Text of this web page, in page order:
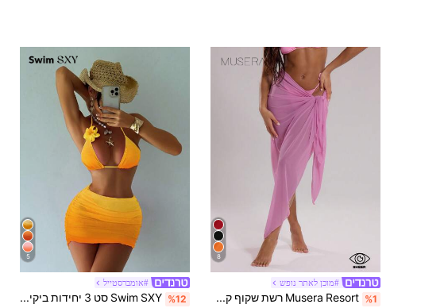
8
#מוכן לאתר נופש
%1 Musera Resort רשת שקוף קשירה ארוך סרונג כיסוי עד בגד ים חופשה קיץ חופשה בוהו חמוד סקסי פשוט אלגנטי צעיף קז'ואל חוף עטיפה חצאית נסיעות לבוש יומיומי ורוד אביב
5
#אומברסטייל
%12 Swim SXY סט 3 יחידות ביקיני אלגנטי, מתוק וסקסי עם בגד ים חצאית שיפון